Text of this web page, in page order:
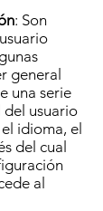
: Son
general
una serie
usuario
idioma, el
del cual
al